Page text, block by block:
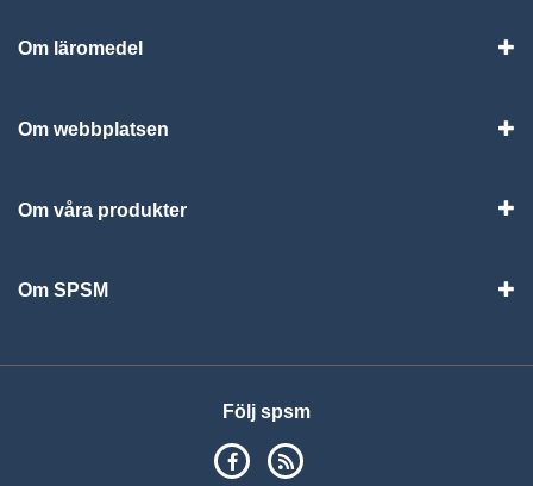
Om läromedel
Om webbplatsen
Om våra produkter
Om SPSM
Följ spsm
SPSM på Facebook